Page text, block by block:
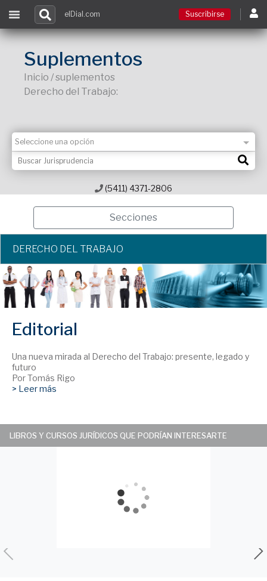
elDial.com Suscribirse
Suplementos
Inicio / suplementos
Derecho del Trabajo:
(5411) 4371-2806
Secciones
DERECHO DEL TRABAJO
Editorial
Una nueva mirada al Derecho del Trabajo: presente, legado y
futuro
Por Tomás Rigo
> Leer más
LIBROS Y CURSOS JURÍDICOS QUE PODRÍAN INTERESARTE